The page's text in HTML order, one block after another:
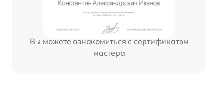
Вы можете ознакомиться с сертификатом
мастера